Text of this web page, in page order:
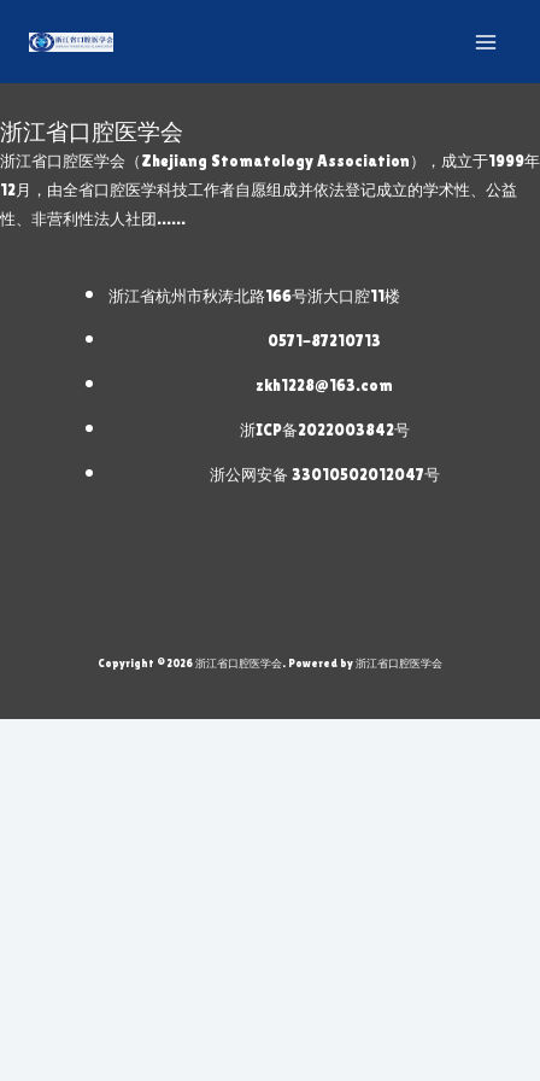
浙江省口腔医学会
浙江省口腔医学会（Zhejiang Stomatology Association），成立于1999年
12月，由全省口腔医学科技工作者自愿组成并依法登记成立的学术性、公益
性、非营利性法人社团……
浙江省杭州市秋涛北路166号浙大口腔11楼
0571-87210713
zkh1228@163.com
浙ICP备2022003842号
浙公网安备 33010502012047号
Copyright © 2026 浙江省口腔医学会. Powered by 浙江省口腔医学会